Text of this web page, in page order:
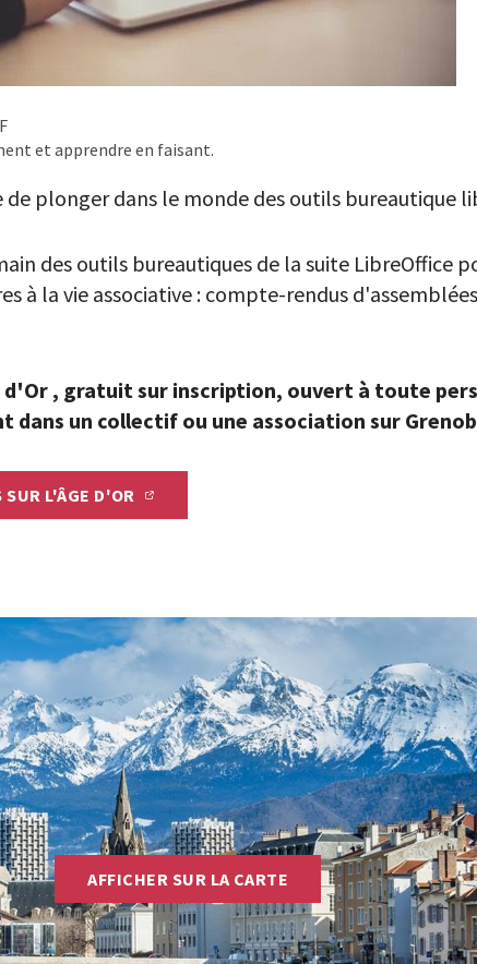
et apprendre en faisant.
plonger dans le monde des outils bureautique
des outils bureautiques de la suite LibreOffice
à la vie associative : compte-rendus
d'Or , gratuit sur inscription, ouvert à toute
dans un collectif ou une association sur
L'ÂGE D'OR
AFFICHER SUR LA CARTE